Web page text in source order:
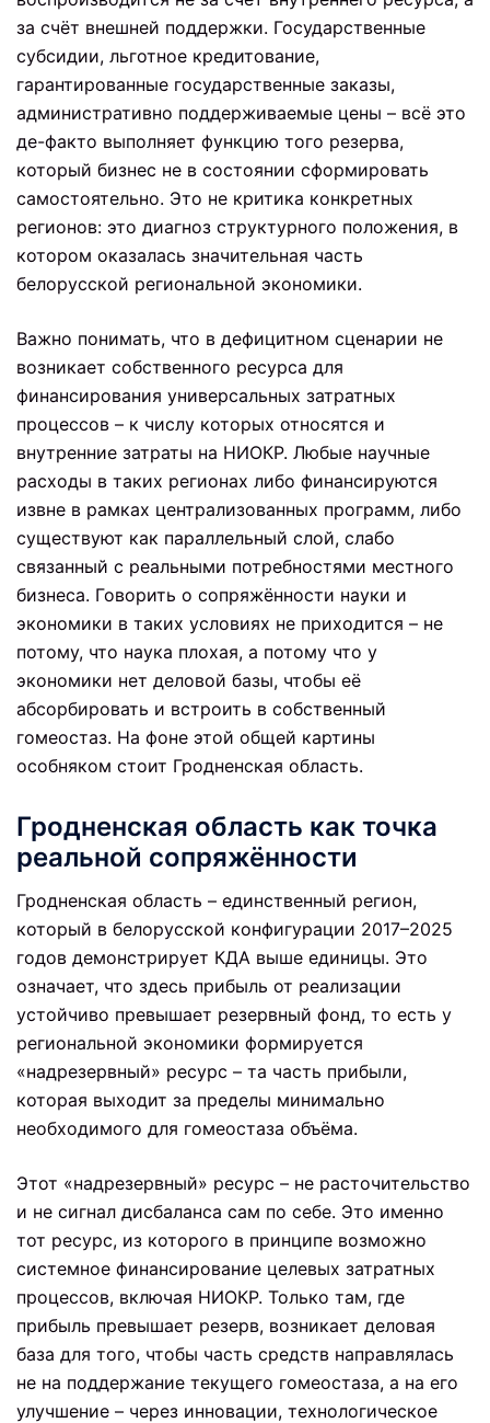
за счёт внешней поддержки. Государственные
субсидии, льготное кредитование,
гарантированные государственные заказы,
административно поддерживаемые цены – всё это
де-факто выполняет функцию того резерва,
который бизнес не в состоянии сформировать
самостоятельно. Это не критика конкретных
регионов: это диагноз структурного положения, в
котором оказалась значительная часть
белорусской региональной экономики.
Важно понимать, что в дефицитном сценарии не
возникает собственного ресурса для
финансирования универсальных затратных
процессов – к числу которых относятся и
внутренние затраты на НИОКР. Любые научные
расходы в таких регионах либо финансируются
извне в рамках централизованных программ, либо
существуют как параллельный слой, слабо
связанный с реальными потребностями местного
бизнеса. Говорить о сопряжённости науки и
экономики в таких условиях не приходится – не
потому, что наука плохая, а потому что у
экономики нет деловой базы, чтобы её
абсорбировать и встроить в собственный
гомеостаз. На фоне этой общей картины
особняком стоит Гродненская область.
Гродненская область как точка
реальной сопряжённости
Гродненская область – единственный регион,
который в белорусской конфигурации 2017–2025
годов демонстрирует КДА выше единицы. Это
означает, что здесь прибыль от реализации
устойчиво превышает резервный фонд, то есть у
региональной экономики формируется
«надрезервный» ресурс – та часть прибыли,
которая выходит за пределы минимально
необходимого для гомеостаза объёма.
Этот «надрезервный» ресурс – не расточительство
и не сигнал дисбаланса сам по себе. Это именно
тот ресурс, из которого в принципе возможно
системное финансирование целевых затратных
процессов, включая НИОКР. Только там, где
прибыль превышает резерв, возникает деловая
база для того, чтобы часть средств направлялась
не на поддержание текущего гомеостаза, а на его
улучшение – через инновации, технологическое